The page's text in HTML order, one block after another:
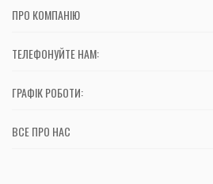
ПРО КОМПАНІЮ
ТЕЛЕФОНУЙТЕ НАМ:
ГРАФІК РОБОТИ:
ВСЕ ПРО НАС